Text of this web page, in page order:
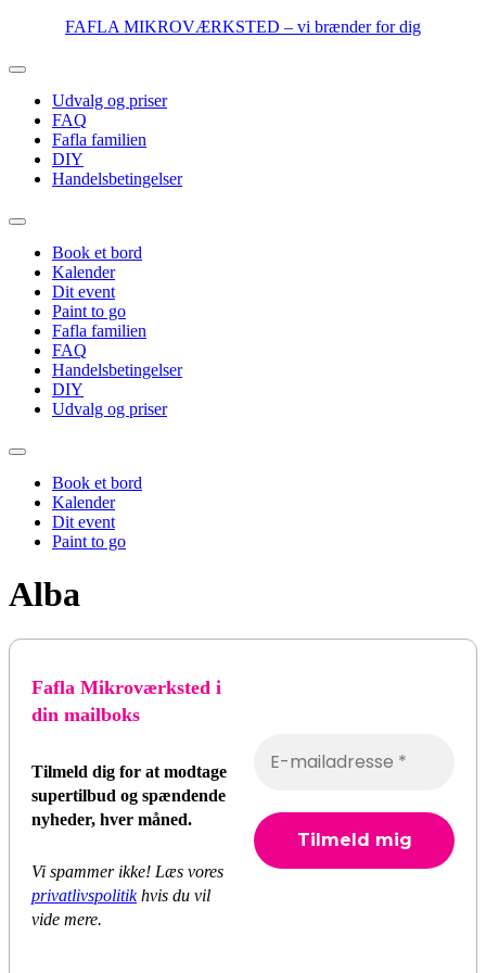
indhold
FAFLA MIKROVÆRKSTED – vi brænder for dig
Udvalg og priser
FAQ
Fafla familien
DIY
Handelsbetingelser
Book et bord
Kalender
Dit event
Paint to go
Fafla familien
FAQ
Handelsbetingelser
DIY
Udvalg og priser
Book et bord
Kalender
Dit event
Paint to go
Alba
Fafla Mikroværksted i
din mailboks
Tilmeld dig for at modtage
supertilbud og spændende
nyheder, hver måned.
Vi spammer ikke! Læs vores
privatlivspolitikhvis du vil
vide mere.